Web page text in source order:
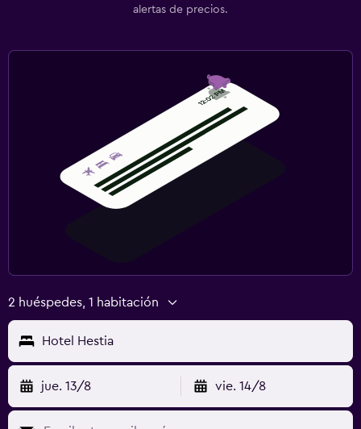
alertas de precios.
2 huéspedes, 1 habitación
Hotel Hestia
jue. 13/8 vie. 14/8